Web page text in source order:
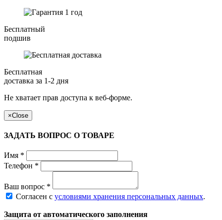
Бесплатный
подшив
Бесплатная
доставка за 1-2 дня
Не хватает прав доступа к веб-форме.
×Close
ЗАДАТЬ ВОПРОС О ТОВАРЕ
Имя *
Телефон *
Ваш вопрос *
Согласен с условиями хранения персональных данных.
Защита от автоматического заполнения